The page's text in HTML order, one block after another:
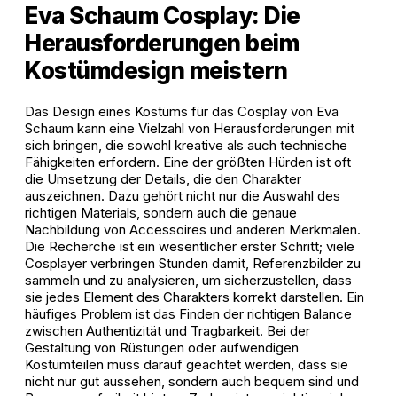
Eva Schaum Cosplay: Die
Herausforderungen beim
Kostümdesign meistern
Das Design eines Kostüms für das Cosplay von Eva
Schaum kann eine Vielzahl von Herausforderungen mit
sich bringen, die sowohl kreative als auch technische
Fähigkeiten erfordern. Eine der größten Hürden ist oft
die Umsetzung der Details, die den Charakter
auszeichnen. Dazu gehört nicht nur die Auswahl des
richtigen Materials, sondern auch die genaue
Nachbildung von Accessoires und anderen Merkmalen.
Die Recherche ist ein wesentlicher erster Schritt; viele
Cosplayer verbringen Stunden damit, Referenzbilder zu
sammeln und zu analysieren, um sicherzustellen, dass
sie jedes Element des Charakters korrekt darstellen. Ein
häufiges Problem ist das Finden der richtigen Balance
zwischen Authentizität und Tragbarkeit. Bei der
Gestaltung von Rüstungen oder aufwendigen
Kostümteilen muss darauf geachtet werden, dass sie
nicht nur gut aussehen, sondern auch bequem sind und